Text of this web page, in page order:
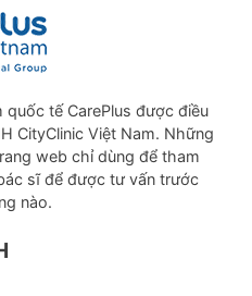
tế CarePlus được điều
CityClinic Việt Nam. Những
web chỉ dùng để tham
sĩ để được tư vấn trước
nào.